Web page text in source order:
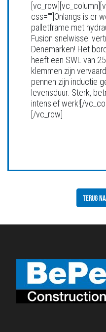
css=""]Onlangs is er
palletframe met
Fusion snelwissel
Denemarken! Het
heeft een SWL van
klemmen zijn
pennen zijn inductie
levensduur. Sterk,
intensief werk![/
[/vc_row]
TERUG